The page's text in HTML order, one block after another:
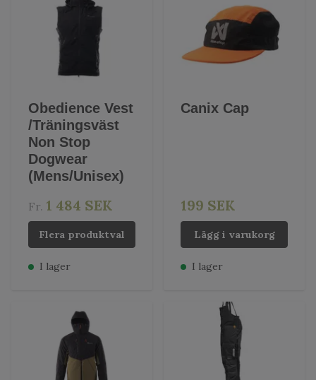
Obedience Vest
/Träningsväst
Non Stop
Dogwear
(Mens/Unisex)
Fr. 1 484 SEK
Flera produktval
I lager
Canix Cap
199 SEK
Lägg i varukorg
I lager